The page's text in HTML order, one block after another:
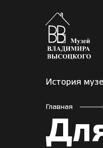
История
Главная